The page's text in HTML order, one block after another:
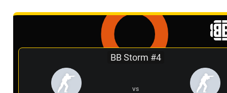
BB Storm #4
VS